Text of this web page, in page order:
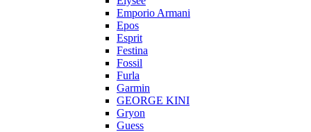
Emporio Armani
Epos
Esprit
Festina
Fossil
Furla
Garmin
GEORGE KINI
Gryon
Guess